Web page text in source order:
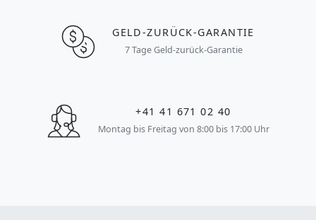
GELD-ZURÜCK-GARANTIE
7 Tage Geld-zurück-Garantie
+41 41 671 02 40
Montag bis Freitag von 8:00 bis 17:00 Uhr